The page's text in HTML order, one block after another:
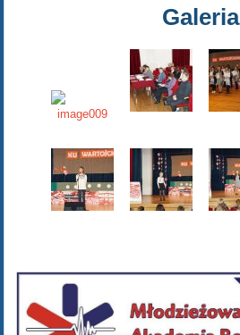
Galeria